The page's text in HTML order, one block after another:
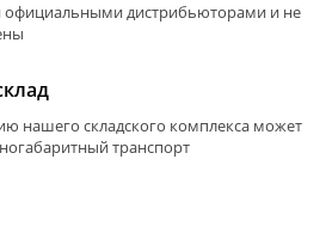
официальными дистрибьюторами и не
нашего складского комплекса может
транспорт